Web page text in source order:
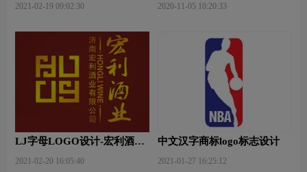
2021-02-19 09:02:30
口号
2020-11-05 10:20:33
LJ字母LOGO设计-宏利酒业
2021-02-20 16:05:40
中文汉字商标logo标志设计
2021-01-27 16:25:12